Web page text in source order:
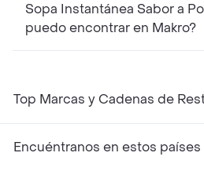
Sopa Instantánea Sabor a
puedo encontrar en Makro?
Top Marcas y Cadenas de
Encuéntranos en estos países